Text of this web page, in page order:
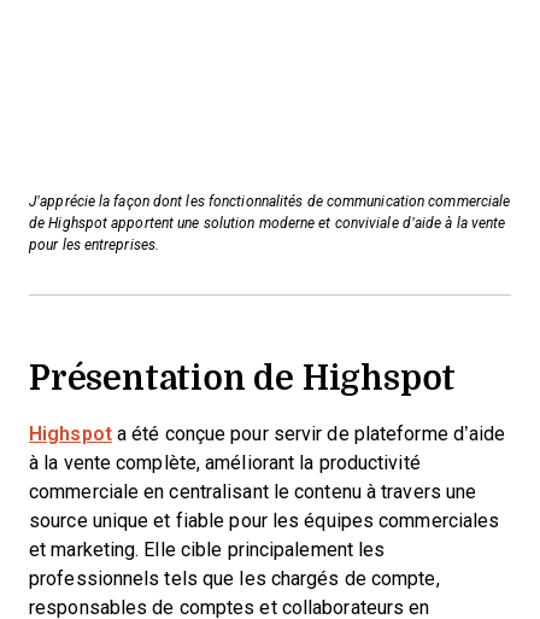
J’apprécie la façon dont les fonctionnalités de communication commerciale
de Highspot apportent une solution moderne et conviviale d’aide à la vente
pour les entreprises.
Présentation de Highspot
Highspota été conçue pour servir de plateforme d’aide
à la vente complète, améliorant la productivité
commerciale en centralisant le contenu à travers une
source unique et fiable pour les équipes commerciales
et marketing. Elle cible principalement les
professionnels tels que les chargés de compte,
responsables de comptes et collaborateurs en